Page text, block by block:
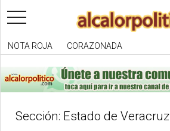
toggle
navigation
NOTA ROJA CORAZONADA
Sección: Estado de Veracruz